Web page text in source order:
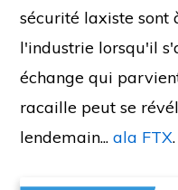
sécurité laxiste sont
l'industrie lorsqu'il
échange qui
racaille peut se
lendemain...ala FTX.